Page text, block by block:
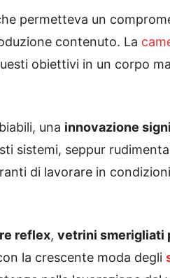
permetteva un
contenuto. La
obiettivi in un corpo
una innovazione
sistemi, seppur
di lavorare in
reflex, vetrini smerigliati
la crescente moda degli